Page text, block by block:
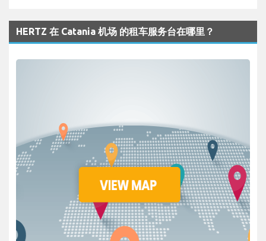
HERTZ 在 Catania 机场 的租车服务台在哪里？